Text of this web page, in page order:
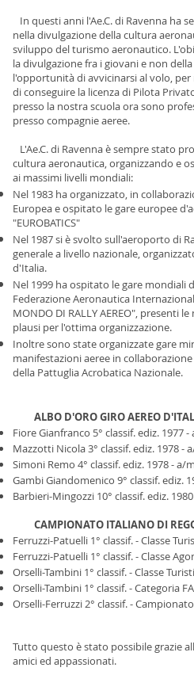
In questi anni l'Ae.C. di Ravenna ha
nella divulgazione della cultura
sviluppo del turismo aeronautico.
la divulgazione fra i giovani e non
l'opportunità di avvicinarsi al volo,
di conseguire la licenza di Pilota
presso la nostra scuola ora sono
presso compagnie aeree.
L'Ae.C. di Ravenna è sempre stato
cultura aeronautica, organizzando e
ai massimi livelli mondiali:
Nel 1983 ha organizzato, in
Europea e ospitato le gare europee
"EUROBATICS"
Nel 1987 si è svolto sull'aeroporto di
generale a livello nazionale,
d'Italia.
Nel 1999 ha ospitato le gare mondiali
Federazione Aeronautica
MONDO DI RALLY AEREO", presenti
plausi per l'ottima organizzazione.
Inoltre sono state organizzate gare
manifestazioni aeree in
della Pattuglia Acrobatica Nazionale.
ALBO D'ORO GIRO AEREO
Fiore Gianfranco 5° classif. ediz. 1977
Mazzotti Nicola 3° classif. ediz. 1978 -
Simoni Remo 4° classif. ediz. 1978 - a/
Gambi Giandomenico 9° classif. ediz.
Barbieri-Mingozzi 10° classif. ediz.
CAMPIONATO ITALIANO DI
Ferruzzi-Patuelli 1° classif. - Classe
Ferruzzi-Patuelli 1° classif. - Classe
Orselli-Tambini 1° classif. - Classe
Orselli-Tambini 1° classif. - Categoria
Orselli-Ferruzzi 2° classif. -
Tutto questo è stato possibile grazie
amici ed appassionati.